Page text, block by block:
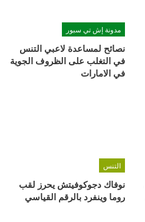
مدونة إش تي سبور
نصائح لمساعدة لاعبي التنس
في التغلب على الظروف الجوية
في الامارات
التنس
نوفاك دجوكوفيتش يحرز لقب
روما وينفرد بالرقم القياسي